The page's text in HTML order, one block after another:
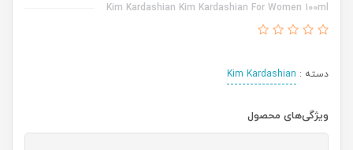
Kim Kardashian Kim Kardashian For Women 100ml
دسته : Kim Kardashian
ویژگی‌های محصول